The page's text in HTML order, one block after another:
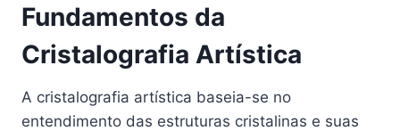
Fundamentos da
Cristalografia Artística
A cristalografia artística baseia-se no
entendimento das estruturas cristalinas e suas